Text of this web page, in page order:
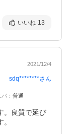
いいね 13
2021/12/4
sdq********さん
パ ： 普通
。良質で延び